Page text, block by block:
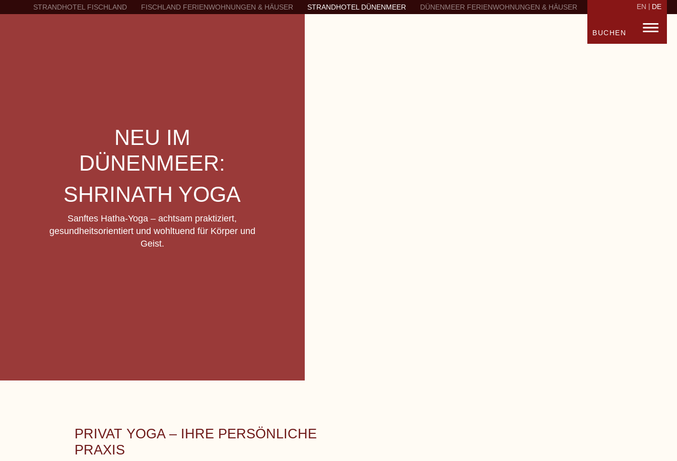
STRANDHOTEL FISCHLAND FISCHLAND FERIENWOHNUNGEN & HÄUSER STRANDHOTEL DÜNENMEER DÜNENMEER FERIENWOHNUNGEN & HÄUSER
BUCHEN
EN DE
NEU IM
DÜNENMEER:
SHRINATH YOGA
Sanftes Hatha-Yoga – achtsam praktiziert,
gesundheitsorientiert und wohltuend für Körper und
Geist.
PRIVAT YOGA – IHRE PERSÖNLICHE
PRAXIS